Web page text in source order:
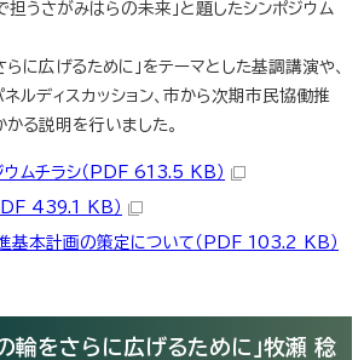
担うさがみはらの未来」と題したシンポジウム
らに広げるために」をテーマとした基調講演や、
ルディスカッション、市から次期市民協働推
る説明を行いました。
ウムチラシ（PDF 613.5 KB）
439.1 KB）
基本計画の策定について（PDF 103.2 KB）
輪をさらに広げるために」牧瀬 稔